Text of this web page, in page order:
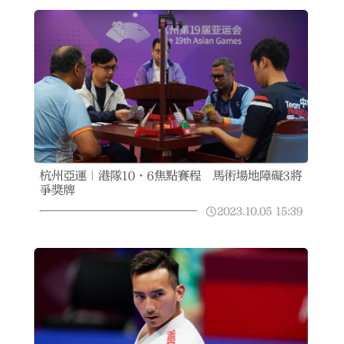
杭州亞運｜港隊10·6焦點賽程 馬術場地障礙3將
爭獎牌
2023.10.05 15:39